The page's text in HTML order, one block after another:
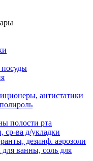
посуды
антистатики
полости рта
ва д/укладки
дезинф. аэрозоли
ванны, соль для